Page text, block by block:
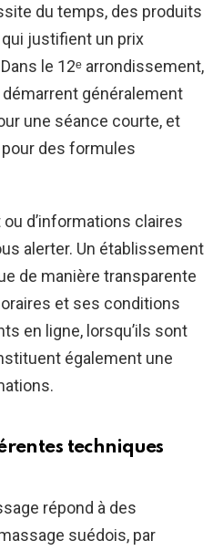
du temps, des produits
justifient un prix
le 12ᵉ arrondissement,
généralement
une séance courte, et
des formules
d’informations claires
alerter. Un établissement
de manière transparente
et ses conditions
en ligne, lorsqu’ils sont
également une
techniques
répond à des
suédois, par